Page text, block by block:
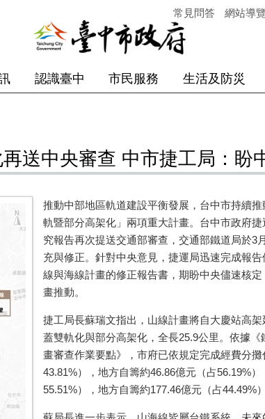
常見問答 網站導
認識臺中 市民服務 生活及防災
送中央審查 中市捷工局：盼
推動中部地區軌道建設平衡發展，台中市持續
軌暨部分高架化」兩項重大計畫。台中市政府
究報告再次提送交通部審查，交通部鐵道局於3
充與修正。針對中央意見，捷運局迅速完成報
線與海線計畫的修正報告書，期盼中央儘速核
畫推動。
捷工局長蘇瑞文指出，山線計畫將自大慶站高
蓋雙軌化與部分高架化，全長25.9公里。依據《
畫審查作業要點》，市府已依規定完成經費分
43.81%），地方自籌約46.86億元（占56.19%）
55.51%），地方自籌約177.46億元（占44.49%